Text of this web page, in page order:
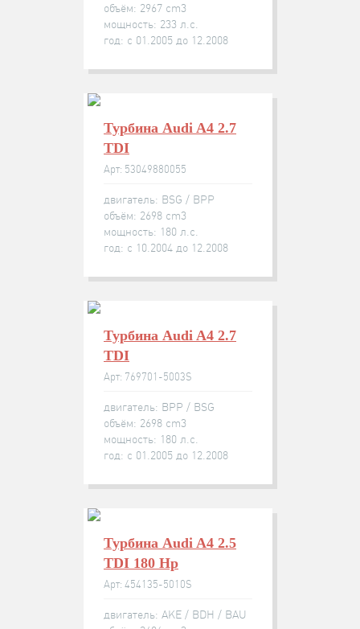
объём: 2967 cm3
мощность: 233 л.с.
год: с 01.2005 до 12.2008
Турбина Audi A4 2.7
TDI
Арт: 53049880055
двигатель: BSG / BPP
объём: 2698 cm3
мощность: 180 л.с.
год: с 10.2004 до 12.2008
Турбина Audi A4 2.7
TDI
Арт: 769701-5003S
двигатель: BPP / BSG
объём: 2698 cm3
мощность: 180 л.с.
год: с 01.2005 до 12.2008
Турбина Audi A4 2.5
TDI 180 Hp
Арт: 454135-5010S
двигатель: AKE / BDH / BAU